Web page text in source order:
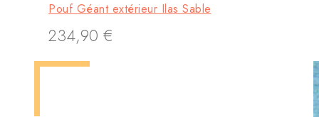
Pouf Géant extérieur Ilas Sable
234,90 €